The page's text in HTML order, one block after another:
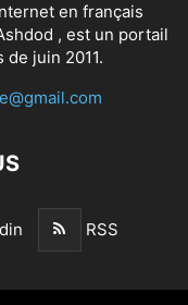
en français
, est un portail
de juin 2011.
RSS